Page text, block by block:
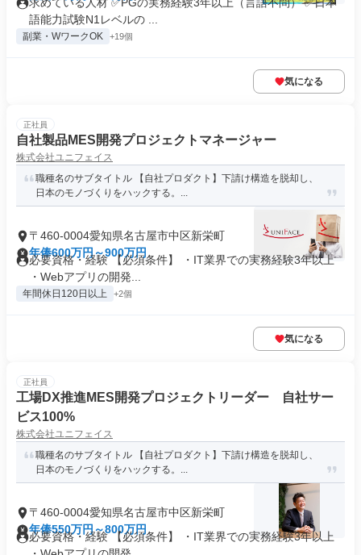
語能力試験N1レベルの ...
副業・WワークOK +19個
気になる
正社員
自社製品MES開発プロジェクトマネージャー
株式会社ユニフェイス
職種名のサブタイトル 【自社プロダクト】下請け構造を脱却し、
日本のモノづくりをハックする。...
〒460-0004愛知県名古屋市中区新栄町
年俸600万円～900万円
必要資格・経験 【必須条件】 ・IT業界での実務経験3年以上
・Webアプリの開発...
年間休日120日以上 +2個
気になる
正社員
工場DX推進MES開発プロジェクトリーダー 自社サー
ビス100%
株式会社ユニフェイス
職種名のサブタイトル 【自社プロダクト】下請け構造を脱却し、
日本のモノづくりをハックする。...
〒460-0004愛知県名古屋市中区新栄町
年俸550万円～800万円
必要資格・経験 【必須条件】 ・IT業界での実務経験3年以上